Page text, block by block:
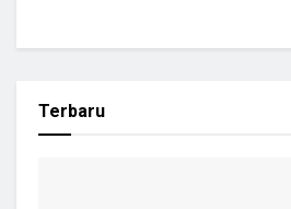
Terbaru